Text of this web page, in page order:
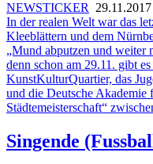
NEWSTICKER
29.11.2017
In der realen Welt war das
Kleeblättern und dem
„Mund abputzen und weiter
denn schon am 29.11. gibt
KunstKulturQuartier, das
und die Deutsche
Städtemeisterschaft“
Singende